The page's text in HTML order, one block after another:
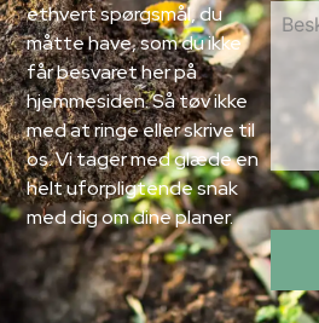
ethvert spørgsmål, du
måtte have, som du ikke
får besvaret her på
hjemmesiden. Så tøv ikke
med at ringe eller skrive til
os. Vi tager med glæde en
helt uforpligtende snak
med dig om dine planer.